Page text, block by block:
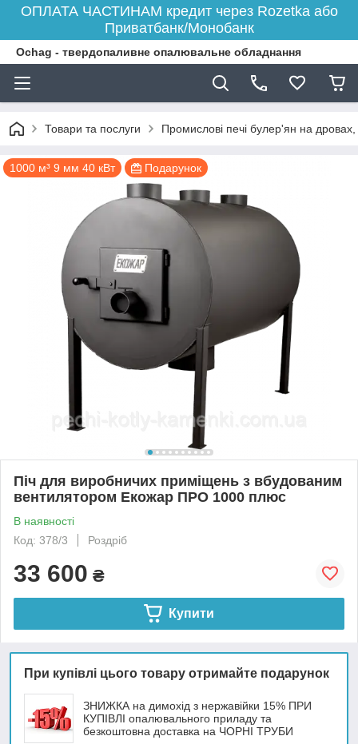
ОПЛАТА ЧАСТИНАМ кредит через Rozetka або
Приватбанк/Монобанк
Ochag - твердопаливне опалювальне обладнання
Товари та послуги Промислові печі булер'ян на
1000 м³ 9 мм 40 кВт Подарунок
Піч для виробничих приміщень з вбудованим
вентилятором Екожар ПРО 1000 плюс
В наявності
Код: 378/3
Роздріб
33 600 ₴
Купити
При купівлі цього товару отримайте подарунок
ЗНИЖКА на димохід з нержавійки 15% ПРИ
КУПІВЛІ опалювального приладу та
безкоштовна доставка на ЧОРНІ ТРУБИ